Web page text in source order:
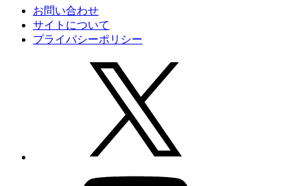
お問い合わせ
サイトについて
プライバシーポリシー